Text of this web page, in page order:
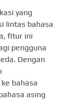
yang
lintas bahasa
fitur ini
pengguna
Dengan
bahasa
asing